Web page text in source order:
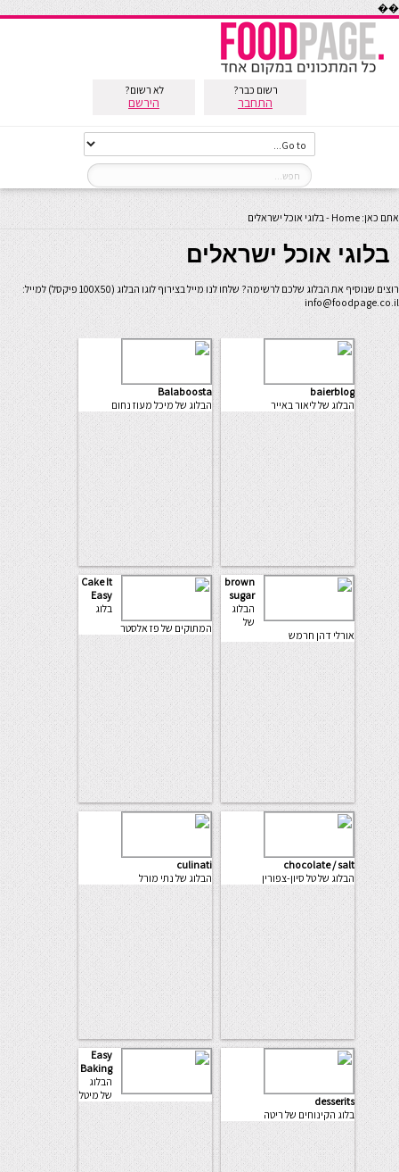
��
רשום כבר?
התחבר
לא רשום?
הירשם
אתם כאן: Home
-בלוגי אוכל ישראלים
בלוגי אוכל ישראלים
רוצים שנוסיף את הבלוג שלכם לרשימה? שלחו לנו מייל בצירוף לוגו הבלוג (100X50 פיקסל) למייל:
info@foodpage.co.il
baierblog
הבלוג של ליאור באייר
Balaboosta
הבלוג של מיכל מעוז נחום
brown
sugar
הבלוג
של
אורלי דהן חרמש
Cake It
Easy
בלוג
המתוקים של פז אלסטר
chocolate / salt
הבלוג של טל סיון-צפורין
culinati
הבלוג של נתי מורל
desserits
בלוג הקינוחים של ריטה
Easy
Baking
הבלוג
של מיטל